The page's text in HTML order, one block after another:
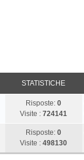
STATISTICHE
Risposte:0
Visite :724141
Risposte:0
Visite :498130